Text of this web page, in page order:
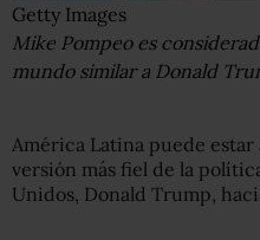
Getty Images
Mike Pompeo es
mundo similar a Donald
América Latina puede
versión más fiel de la
Unidos, Donald Trump,